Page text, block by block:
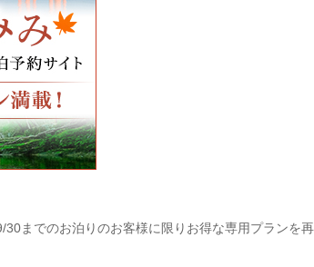
までのお泊りのお客様に限りお得な専用プランを再